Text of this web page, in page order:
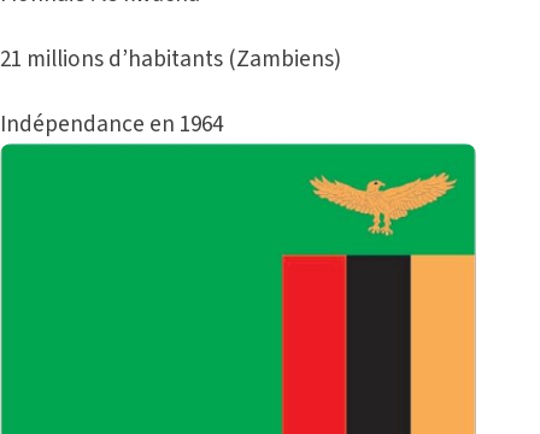
21 millions d’habitants (Zambiens)
Indépendance en 1964